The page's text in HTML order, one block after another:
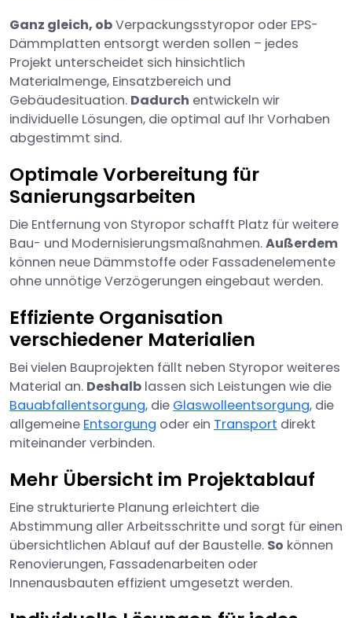
Ganz gleich, obVerpackungsstyropor oder EPS-
Dämmplatten entsorgt werden sollen – jedes
Projekt unterscheidet sich hinsichtlich
Materialmenge, Einsatzbereich und
Gebäudesituation. Dadurch entwickeln wir
individuelle Lösungen, die optimal auf Ihr Vorhaben
abgestimmt sind.
Optimale Vorbereitung für
Sanierungsarbeiten
Die Entfernung von Styropor schafft Platz für weitere
Bau- und Modernisierungsmaßnahmen.Außerdem
können neue Dämmstoffe oder Fassadenelemente
ohne unnötige Verzögerungen eingebaut werden.
Effiziente Organisation
verschiedener Materialien
Bei vielen Bauprojekten fällt neben Styropor weiteres
Material an. Deshalb lassen sich Leistungen wie die
Bauabfallentsorgung, die Glaswolleentsorgung, die
allgemeine Entsorgung oder ein Transport direkt
miteinander verbinden.
Mehr Übersicht im Projektablauf
Eine strukturierte Planung erleichtert die
Abstimmung aller Arbeitsschritte und sorgt für einen
übersichtlichen Ablauf auf der Baustelle. So können
Renovierungen, Fassadenarbeiten oder
Innenausbauten effizient umgesetzt werden.